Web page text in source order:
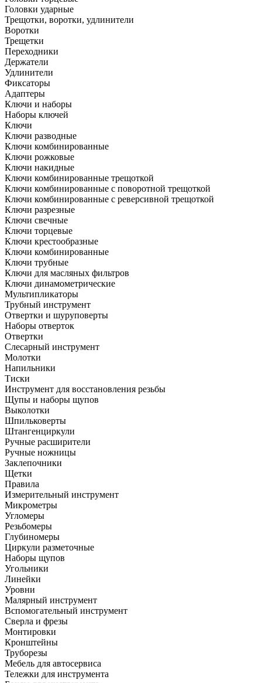
Головки ударные
Трещотки, воротки, удлинители
Воротки
Трещетки
Переходники
Держатели
Удлинители
Фиксаторы
Адаптеры
Ключи и наборы
Наборы ключей
Ключи
Ключи разводные
Ключи комбинированные
Ключи рожковые
Ключи накидные
Ключи комбинированные трещоткой
Ключи комбинированные с поворотной трещоткой
Ключи комбинированные с реверсивной трещоткой
Ключи разрезные
Ключи свечные
Ключи торцевые
Ключи крестообразные
Ключи комбинированные
Ключи трубные
Ключи для масляных фильтров
Ключи динамометрические
Мультипликаторы
Трубный инструмент
Отвертки и шуруповерты
Наборы отверток
Отвертки
Слесарный инструмент
Молотки
Напильники
Тиски
Инструмент для восстановления резьбы
Щупы и наборы щупов
Выколотки
Шпильковерты
Штангенциркули
Ручные расширители
Ручные ножницы
Заклепочники
Щетки
Правила
Измерительный инструмент
Микрометры
Угломеры
Резьбомеры
Глубиномеры
Циркули разметочные
Наборы щупов
Угольники
Линейки
Уровни
Малярный инструмент
Вспомогательный инструмент
Сверла и фрезы
Монтировки
Кронштейны
Труборезы
Мебель для автосервиса
Тележки для инструмента